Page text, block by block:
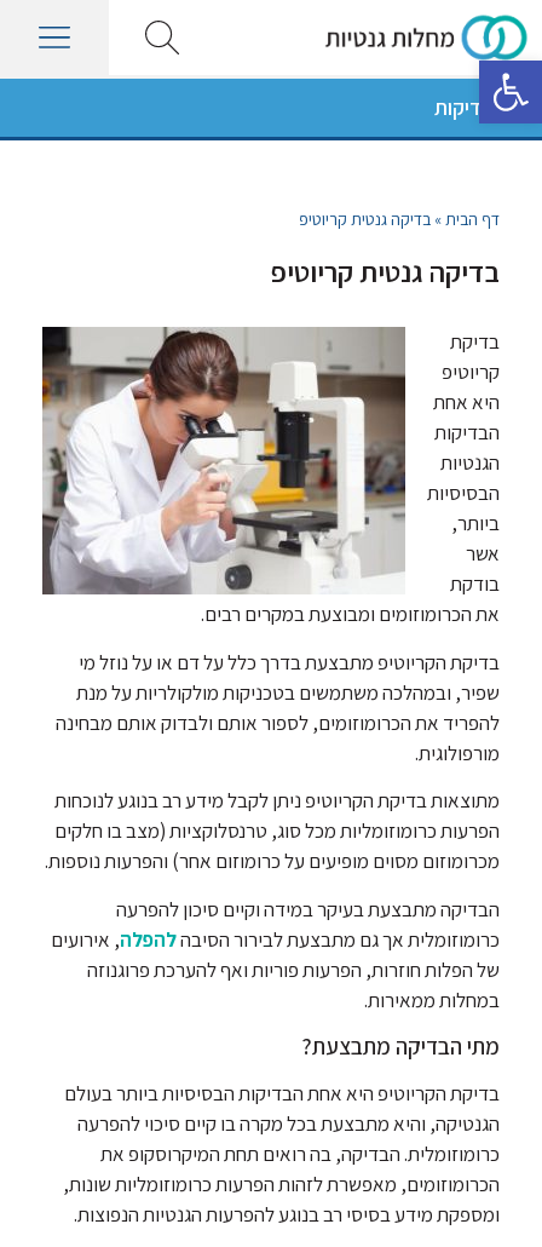
פתח סרגל נגישות
סוגי בדיקות
דף הבית» בדיקה גנטית קריוטיפ
בדיקה גנטית קריוטיפ
בדיקת
קריוטיפ
היא אחת
הבדיקות
הגנטיות
הבסיסיות
ביותר,
אשר
בודקת
את הכרומוזומים ומבוצעת במקרים רבים.
בדיקת הקריוטיפ מתבצעת בדרך כלל על דם או על נוזל מי
שפיר, ובמהלכה משתמשים בטכניקות מולקולריות על מנת
להפריד את הכרומוזומים, לספור אותם ולבדוק אותם מבחינה
מורפולוגית.
מתוצאות בדיקת הקריוטיפ ניתן לקבל מידע רב בנוגע לנוכחות
הפרעות כרומוזומליות מכל סוג, טרנסלוקציות (מצב בו חלקים
מכרומוזום מסוים מופיעים על כרומוזום אחר) והפרעות נוספות.
הבדיקה מתבצעת בעיקר במידה וקיים סיכון להפרעה
כרומוזומלית אך גם מתבצעת לבירור הסיבהלהפלה, אירועים
של הפלות חוזרות, הפרעות פוריות ואף להערכת פרוגנוזה
במחלות ממאירות.
מתי הבדיקה מתבצעת?
בדיקת הקריוטיפ היא אחת הבדיקות הבסיסיות ביותר בעולם
הגנטיקה, והיא מתבצעת בכל מקרה בו קיים סיכוי להפרעה
כרומוזומלית. הבדיקה, בה רואים תחת המיקרוסקופ את
הכרומוזומים, מאפשרת לזהות הפרעות כרומוזומליות שונות,
ומספקת מידע בסיסי רב בנוגע להפרעות הגנטיות הנפוצות.